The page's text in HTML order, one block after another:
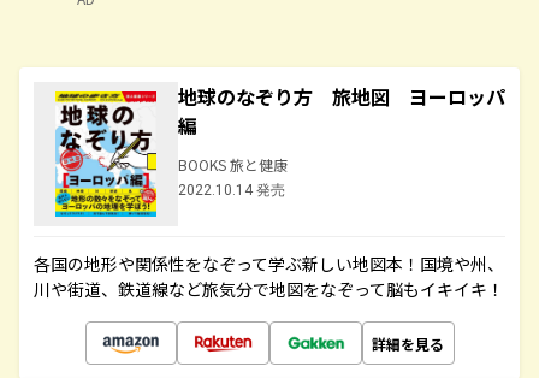
地球のなぞり方 旅地図 ヨーロッパ
編
BOOKS 旅と健康
2022.10.14 発売
各国の地形や関係性をなぞって学ぶ新しい地図本！国境や州、
川や街道、鉄道線など旅気分で地図をなぞって脳もイキイキ！
詳細を見る